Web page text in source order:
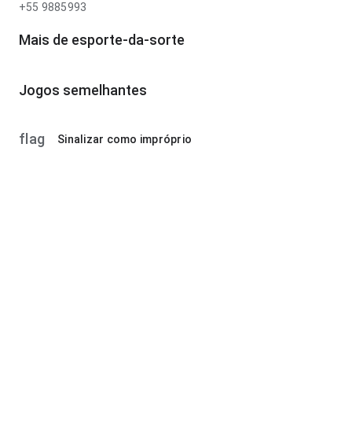
+55 9885993
Mais de esporte-da-sorte
Jogos semelhantes
flag Sinalizar como impróprio